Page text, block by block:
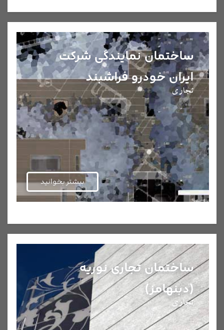
ساختمان نمایندگی شرکت
ایران خودرو فراشبند
تجاری
بیشتر بخوانید
ساختمان تجاری نوریه
(دبنهامز)
تجاری